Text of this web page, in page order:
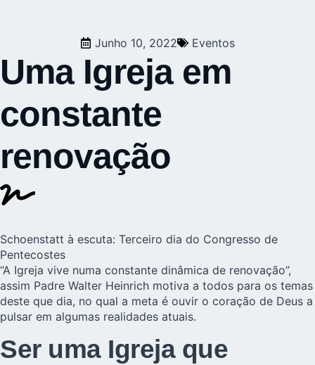
Junho 10, 2022 Eventos
Uma Igreja em
constante
renovação
Schoenstatt à escuta: Terceiro dia do Congresso de
Pentecostes
“A Igreja vive numa constante dinâmica de renovação”,
assim Padre Walter Heinrich motiva a todos para os temas
deste que dia, no qual a meta é ouvir o coração de Deus a
pulsar em algumas realidades atuais.
Ser uma Igreja que